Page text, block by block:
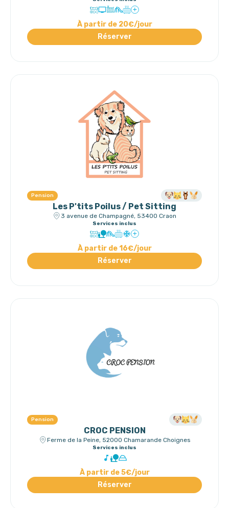
À partir de 20€/jour
Réserver
Pension
Les P'tits Poilus / Pet Sitting
3 avenue de Champagné, 53400 Craon
Services inclus
À partir de 16€/jour
Réserver
Pension
CROC PENSION
Ferme de la Peine, 52000 Chamarande Choignes
Services inclus
À partir de 5€/jour
Réserver